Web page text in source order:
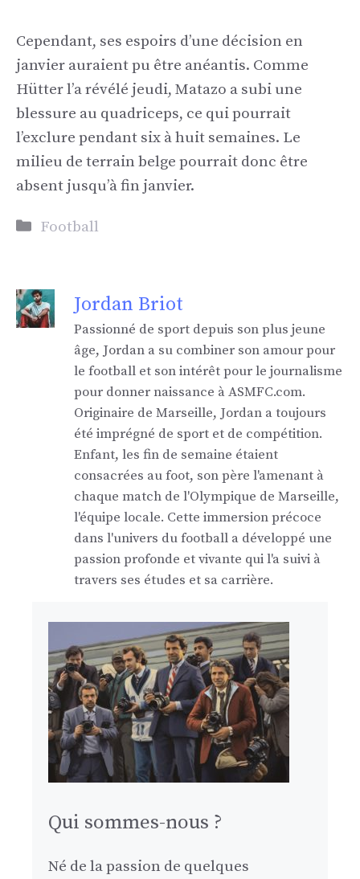
Cependant, ses espoirs d’une décision en
janvier auraient pu être anéantis. Comme
Hütter l’a révélé jeudi, Matazo a subi une
blessure au quadriceps, ce qui pourrait
l’exclure pendant six à huit semaines. Le
milieu de terrain belge pourrait donc être
absent jusqu’à fin janvier.
Catégories
Football
Jordan Briot
Passionné de sport depuis son plus jeune
âge, Jordan a su combiner son amour pour
le football et son intérêt pour le journalisme
pour donner naissance à ASMFC.com.
Originaire de Marseille, Jordan a toujours
été imprégné de sport et de compétition.
Enfant, les fin de semaine étaient
consacrées au foot, son père l'amenant à
chaque match de l'Olympique de Marseille,
l'équipe locale. Cette immersion précoce
dans l'univers du football a développé une
passion profonde et vivante qui l'a suivi à
travers ses études et sa carrière.
Qui sommes-nous ?
Né de la passion de quelques